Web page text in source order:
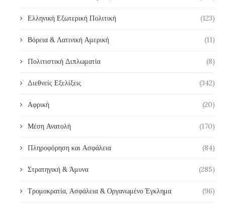
Ελληνική Εξωτερική Πολιτική (123)
Βόρεια & Λατινική Αμερική (11)
Πολιτιστική Διπλωματία (8)
Διεθνείς Εξελίξεις (342)
Αφρική (20)
Μέση Ανατολή (170)
Πληροφόρηση και Ασφάλεια (84)
Στρατηγική & Άμυνα (285)
Τρομοκρατία, Ασφάλεια & Οργανωμένο Έγκλημα (96)